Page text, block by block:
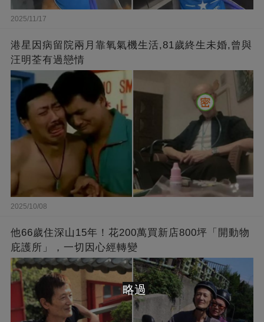
2025/11/17
港星因病留院兩月靠氧氣機生活,81歲終生未婚,曾與
汪明荃有過戀情
2025/10/08
他66歲住深山15年！花200萬買新店800坪「開動物
庇護所」，一切因心經轉變
略過